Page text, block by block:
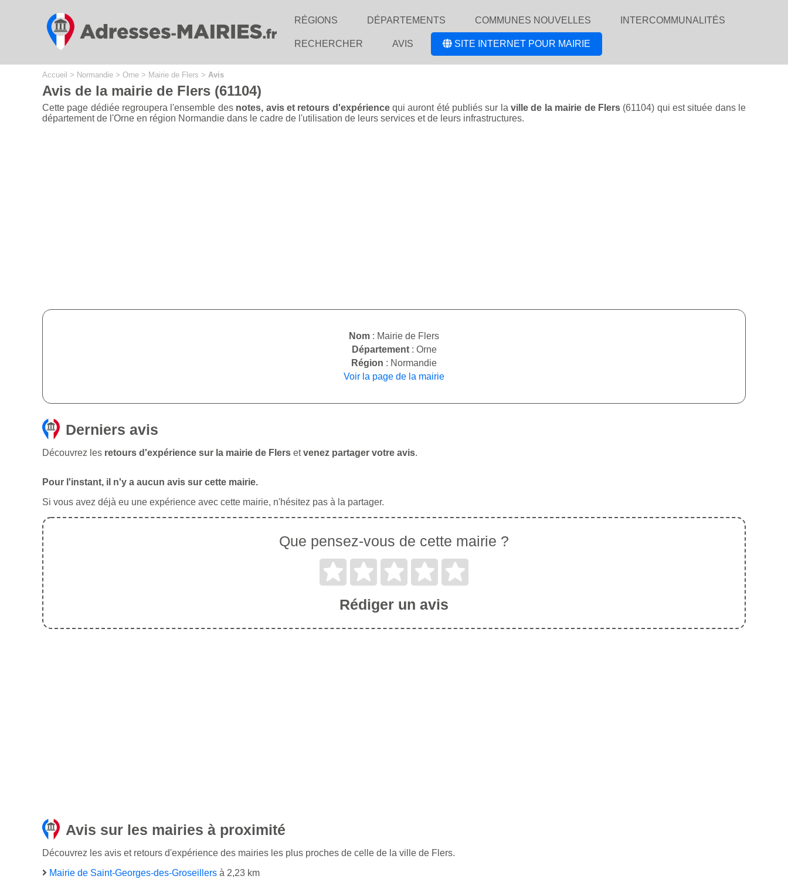
RÉGIONS DÉPARTEMENTS COMMUNES NOUVELLES INTERCOMMUNALITÉS
RECHERCHER AVIS SITE INTERNET POUR MAIRIE
Accueil > Normandie > Orne > Mairie de Flers > Avis
Avis de la mairie de Flers (61104)
Cette page dédiée regroupera l'ensemble des notes, avis et retours d'expériencequi auront été publiés sur laville de la mairie de Flers(61104) qui est située dans le
département de l'Orne en région Normandie dans le cadre de l'utilisation de leurs services et de leurs infrastructures.
Nom : Mairie de Flers
Département: Orne
Région : Normandie
Voir la page de la mairie
Derniers avis
Découvrez les retours d'expérience sur la mairie de Flers etvenez partager votre avis.
Pour l'instant, il n'y a aucun avis sur cette mairie.
Si vous avez déjà eu une expérience avec cette mairie, n'hésitez pas à la partager.
Que pensez-vous de cette mairie ?
Rédiger un avis
Avis sur les mairies à proximité
Découvrez les avis et retours d'expérience des mairies les plus proches de celle de la ville de Flers.
Mairie de Saint-Georges-des-Groseillers à 2,23 km